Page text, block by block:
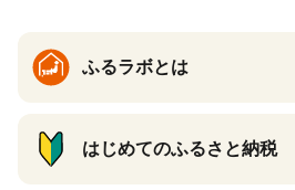
ふるラボとは
はじめてのふるさと納税